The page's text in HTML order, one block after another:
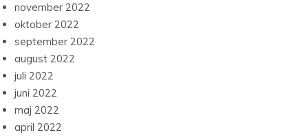
november 2022
oktober 2022
september 2022
august 2022
juli 2022
juni 2022
maj 2022
april 2022